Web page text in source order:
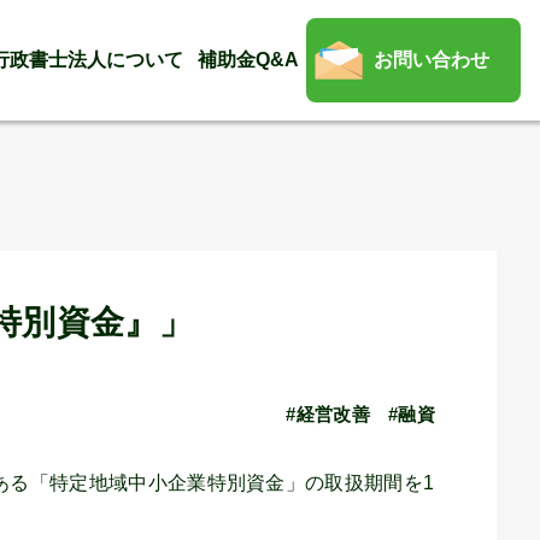
政書士法人について 補助金Q&A お問い合わせ
資金』」
#経営改善 #融資
「特定地域中小企業特別資金」の取扱期間を1